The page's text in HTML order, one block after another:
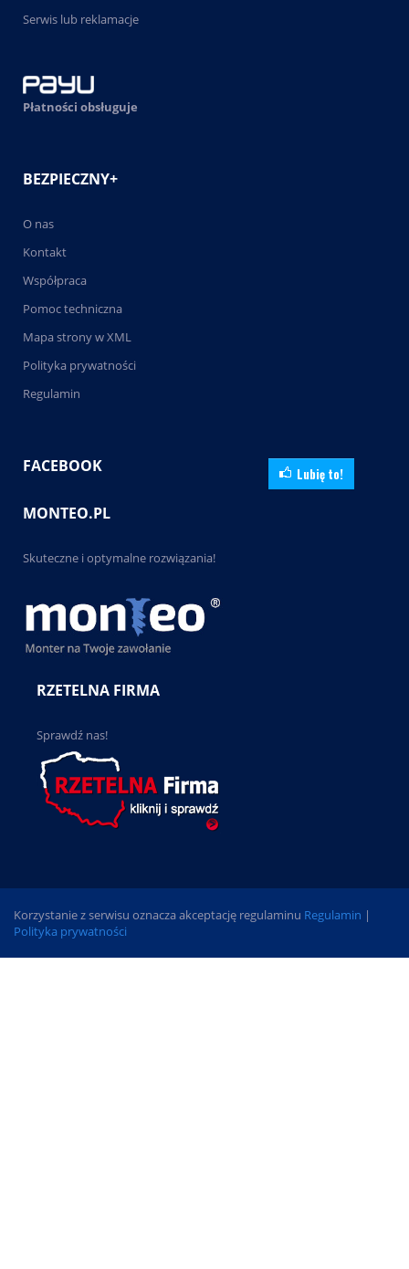
Serwis lub reklamacje
Płatności obsługuje
BEZPIECZNY+
O nas
Kontakt
Współpraca
Pomoc techniczna
Mapa strony w XML
Polityka prywatności
Regulamin
FACEBOOK Lubię to!
MONTEO.PL
Skuteczne i optymalne rozwiązania!
RZETELNA FIRMA
Sprawdź nas!
Korzystanie z serwisu oznacza akceptację regulaminu Regulamin |
Polityka prywatności